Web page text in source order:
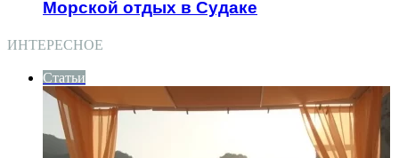
Морской отдых в Судаке
ИНТЕРЕСНОЕ
Статьи